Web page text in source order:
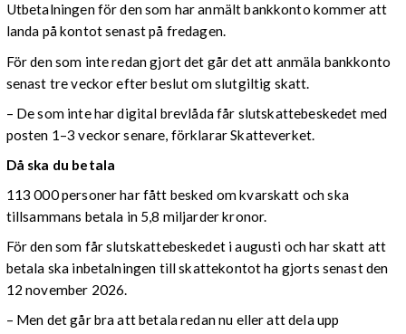
Utbetalningen för den som har anmält bankkonto kommer att
landa på kontot senast på fredagen.
För den som inte redan gjort det går det att anmäla bankkonto
senast tre veckor efter beslut om slutgiltig skatt.
– De som inte har digital brevlåda får slutskattebeskedet med
posten 1–3 veckor senare, förklarar Skatteverket.
Då ska du betala
113 000 personer har fått besked om kvarskatt och ska
tillsammans betala in 5,8 miljarder kronor.
För den som får slutskattebeskedet i augusti och har skatt att
betala ska inbetalningen till skattekontot ha gjorts senast den
12 november 2026.
– Men det går bra att betala redan nu eller att dela upp